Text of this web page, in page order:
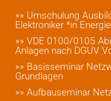
»» Umschulung
Elektroniker *in
»» VDE 0100/0105
Anlagen nach DGUV
»» Basisseminar
Grundlagen
»» Aufbauseminar